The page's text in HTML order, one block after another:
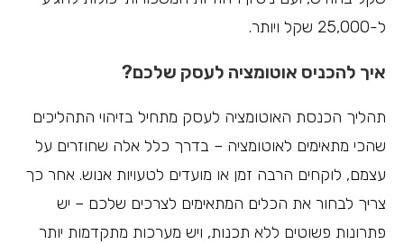
ל-25,000 שקל ויותר.
איך להכניס אוטומציה לעסק שלכם?
תהליך הכנסת האוטומציה לעסק מתחיל בזיהוי התהליכים
שהכי מתאימים לאוטומציה – בדרך כלל אלה שחוזרים על
עצמם, לוקחים הרבה זמן או מועדים לטעויות אנוש. אחר כך
צריך לבחור את הכלים המתאימים לצרכים שלכם – יש
פתרונות פשוטים ללא תכנות, ויש מערכות מתקדמות יותר